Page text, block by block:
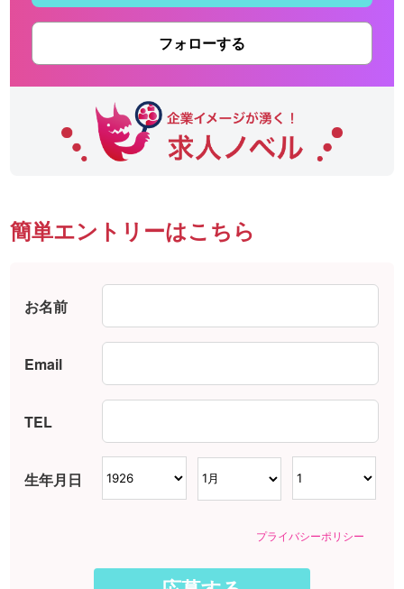
フォローする
簡単エントリーはこちら
お名前
Email
TEL
生年月日
プライバシーポリシー